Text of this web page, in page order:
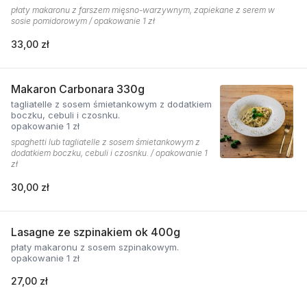
płaty makaronu z farszem mięsno-warzywnym, zapiekane z serem w
sosie pomidorowym / opakowanie 1 zł
33,00 zł
Makaron Carbonara 330g
tagliatelle z sosem śmietankowym z dodatkiem
boczku, cebuli i czosnku.
opakowanie 1 zł
spaghetti lub tagliatelle z sosem śmietankowym z
dodatkiem boczku, cebuli i czosnku. / opakowanie 1
zł
30,00 zł
Lasagne ze szpinakiem ok 400g
płaty makaronu z sosem szpinakowym.
opakowanie 1 zł
27,00 zł